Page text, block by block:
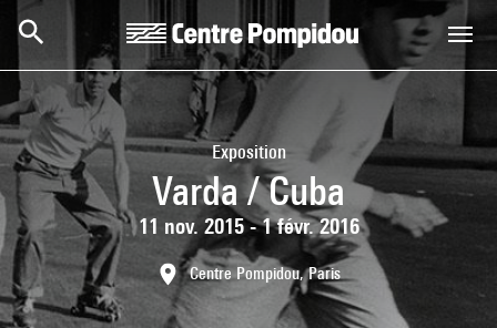
Aller au contenu principal
Centre Pompidou
Exposition
Varda / Cuba
11 nov. 2015 - 1 févr. 2016
Centre Pompidou, Paris